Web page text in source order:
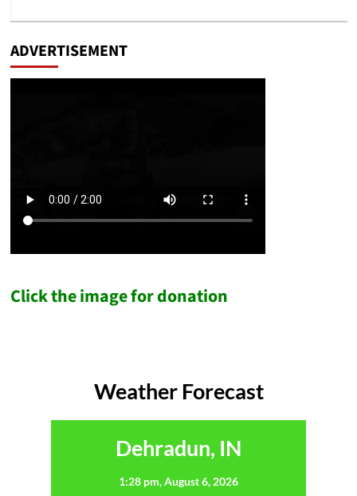
ADVERTISEMENT
Click the image for donation
Weather Forecast
Dehradun, IN
1:28 pm,August 6, 2026